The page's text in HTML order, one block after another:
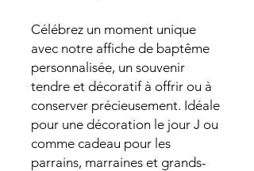
Célébrez un moment unique
avec notre affiche de baptême
personnalisée, un souvenir
tendre et décoratif à offrir ou à
conserver précieusement. Idéale
pour une décoration le jour J ou
comme cadeau pour les
parrains, marraines et grands-